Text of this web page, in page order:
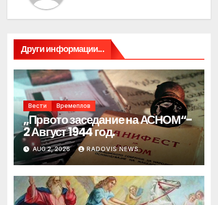
Други информации...
Вести Времеплов
„Првото заседание на АСНОМ“-
2 Август 1944 год.
AUG 2, 2026 RADOVIS NEWS